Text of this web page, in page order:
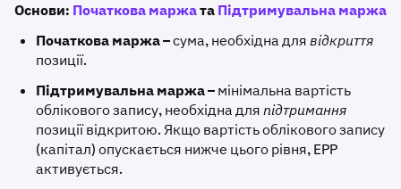
Основи: Початкова маржатаПідтримувальна маржа
Початкова маржа –сума, необхідна длявідкриття
позиції.
Підтримувальна маржа –мінімальна вартість
облікового запису, необхідна дляпідтримання
позиції відкритою. Якщо вартість облікового запису
(капітал) опускається нижче цього рівня, EPP
активується.